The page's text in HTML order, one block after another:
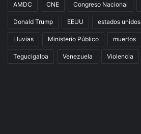
AMDC CNE Congreso Nacional
Donald Trump EEUU estados unidos
Lluvias Ministerio Público muertos
Tegucigalpa Venezuela Violencia